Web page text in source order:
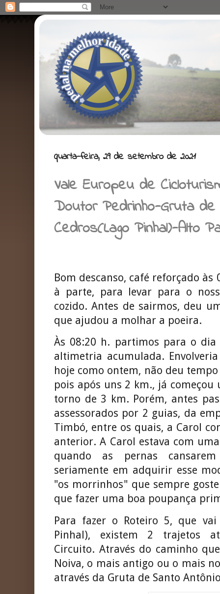
quarta-feira, 29 de setembro de 2021
Vale Europeu de
Doutor Pedrinho-Gruta
Cedros(Lago Pinhal)-Alto
Bom descanso, café reforçado às
à parte, para levar para o
cozido. Antes de sairmos, deu
que ajudou a molhar a poeira.
Às 08:20 h. partimos para o
altimetria acumulada.
hoje como ontem, não deu
pois após uns 2 km., já
torno de 3 km. Porém, antes
assessorados por 2 guias, da
Timbó, entre os quais, a Carol
anterior. A Carol estava com
quando as pernas
seriamente em adquirir esse
"os morrinhos" que sempre
que fazer uma boa poupança
Para fazer o Roteiro 5, que
Pinhal), existem 2 trajetos
Circuito. Através do caminho
Noiva, o mais antigo ou o mais
através da Gruta de Santo